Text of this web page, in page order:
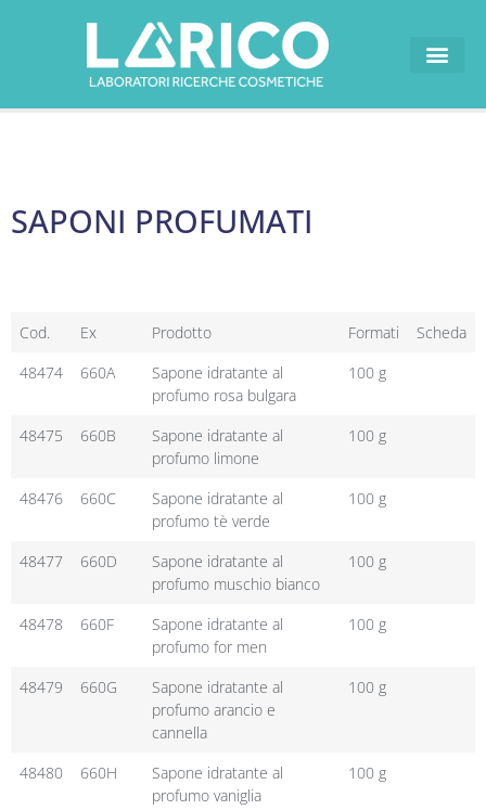
SAPONI PROFUMATI
Cod. Ex Prodotto Formati
Scheda
48474
660A
Sapone idratante al
profumo rosa bulgara
100 g
48475 660B
Sapone idratante al
profumo limone
100 g
48476 660C
Sapone idratante al
profumo tè verde
100 g
48477 660D
Sapone idratante al
profumo muschio bianco
100 g
48478 660F
Sapone idratante al
profumo for men
100 g
48479 660G
Sapone idratante al
profumo arancio e
cannella
100 g
48480 660H
Sapone idratante al
profumo vaniglia
100 g